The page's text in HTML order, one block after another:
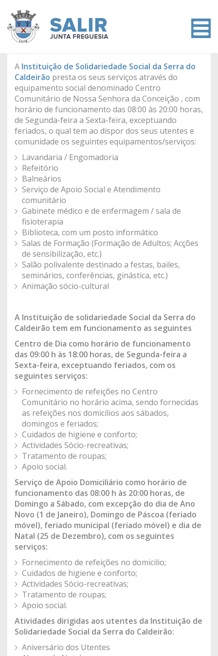
A Instituição de Solidariedade Social da Serra do
Caldeirão presta os seus serviços através do
equipamento social denominado Centro
Comunitário de Nossa Senhora da Conceição , com
horário de funcionamento das 08:00 às 20:00 horas,
de Segunda-feira a Sexta-feira, exceptuando
feriados, o qual tem ao dispor dos seus utentes e
comunidade os seguintes equipamentos/serviços:
Lavandaria / Engomadoria
Refeitório
Balneários
Serviço de Apoio Social e Atendimento
comunitário
Gabinete médico e de enfermagem / sala de
fisioterapia
Biblioteca, com um posto informático
Salas de Formação (Formação de Adultos; Acções
de sensibilização, etc.)
Salão polivalente destinado a festas, bailes,
seminários, conferências, ginástica, etc.)
Animação sócio-cultural
A Instituição de solidariedade Social da Serra do
Caldeirão tem em funcionamento as seguintes
Centro de Dia como horário de funcionamento
das 09:00 h às 18:00 horas, de Segunda-feira a
Sexta-feira, exceptuando feriados, com os
seguintes serviços:
Fornecimento de refeições no Centro
Comunitário no horário acima, sendo fornecidas
as refeições nos domicílios aos sábados,
domingos e feriados;
Cuidados de higiene e conforto;
Actividades Sócio-recreativas;
Tratamento de roupas;
Apoio social.
Serviço de Apoio Domiciliário como horário de
funcionamento das 08:00 h às 20:00 horas, de
Domingo a Sábado, com excepção do dia de Ano
Novo (1 de Janeiro), Domingo de Páscoa (feriado
móvel), feriado municipal (feriado móvel) e dia de
Natal (25 de Dezembro), com os seguintes
serviços:
Fornecimento de refeições no domicilio;
Cuidados de higiene e conforto;
Actividades Sócio-recreativas;
Tratamento de roupas;
Apoio social.
Atividades dirigidas aos utentes da Instituição de
Solidariedade Social da Serra do Caldeirão:
Aniversário dos Utentes